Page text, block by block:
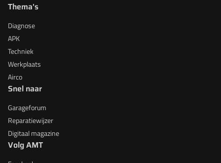
Thema's
Diagnose
APK
Techniek
Werkplaats
Airco
Snel naar
Garageforum
Reparatiewijzer
Digitaal magazine
Volg AMT